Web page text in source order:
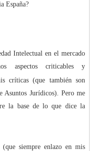
España?
Intelectual en el mercado
aspectos criticables y
críticas (que también son
Asuntos Jurídicos). Pero me
la base de lo que dice la
siempre enlazo en mis